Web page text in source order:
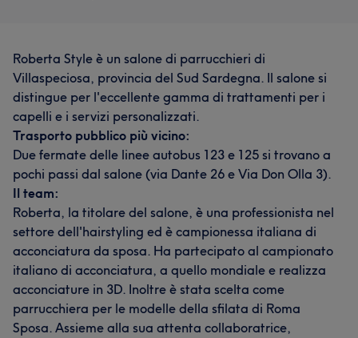
Roberta Style è un salone di parrucchieri di
Villaspeciosa, provincia del Sud Sardegna. Il salone si
distingue per l'eccellente gamma di trattamenti per i
capelli e i servizi personalizzati.
Trasporto pubblico più vicino:
Due fermate delle linee autobus 123 e 125 si trovano a
pochi passi dal salone (via Dante 26 e Via Don Olla 3).
Il team:
Roberta, la titolare del salone, è una professionista nel
settore dell'hairstyling ed è campionessa italiana di
acconciatura da sposa. Ha partecipato al campionato
italiano di acconciatura, a quello mondiale e realizza
acconciature in 3D. Inoltre è stata scelta come
parrucchiera per le modelle della sfilata di Roma
Sposa. Assieme alla sua attenta collaboratrice,